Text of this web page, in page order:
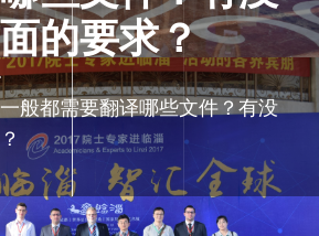
的要求？
般都需要翻译哪些文件？有没